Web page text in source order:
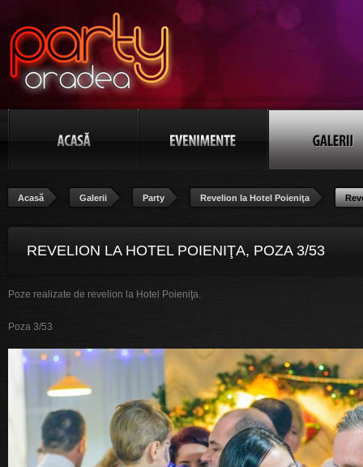
Acasă Galerii Party Revelion la Hotel Poieniţa
REVELION LA HOTEL POIENIŢA, POZA 3/53
Poze realizate de revelion la Hotel Poieniţa.
Poza 3/53